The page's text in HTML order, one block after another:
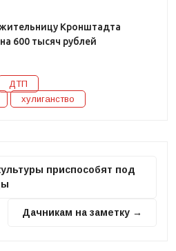
Кронштадта
600 тысяч рублей
ДТП
хулиганство
приспособят под
Дачникам на заметку →